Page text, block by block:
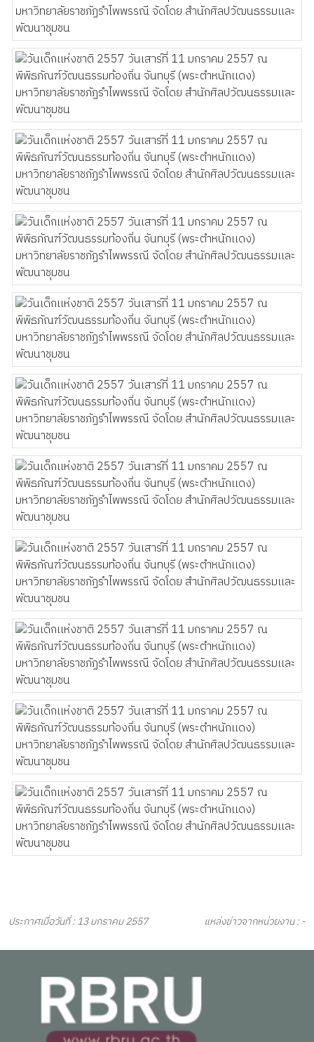
ประกาศเมื่อวันที่ : 13 มกราคม 2557 แหล่งข่าวจากหน่วยงาน : -